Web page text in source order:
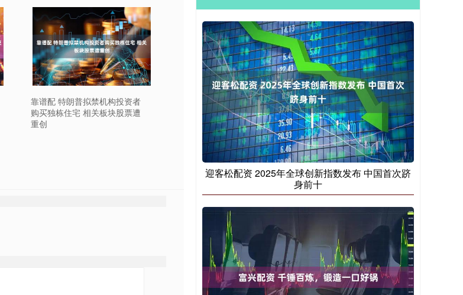
靠谱配 特朗普拟禁机构投资者
购买独栋住宅 相关板块股票遭
重创
迎客松配资 2025年全球创新指数发布 中国首次跻
身前十